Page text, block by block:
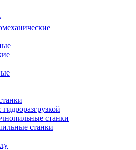
станки
станки